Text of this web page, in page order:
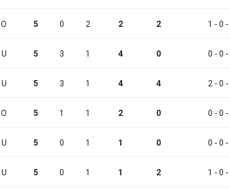
O 5 0 2 2 2 1 - 0 -
U 5 3 1 4 0 0 - 0 -
U 5 3 1 4 4 2 - 0 -
O 5 1 1 2 0 0 - 0 -
U 5 0 1 1 0 0 - 0 -
U 5 0 1 1 2 1 - 0 -